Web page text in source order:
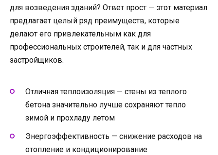
для возведения зданий? Ответ прост — этот материал
предлагает целый ряд преимуществ, которые
делают его привлекательным как для
профессиональных строителей, так и для частных
застройщиков.
Отличная теплоизоляция — стены из теплого
бетона значительно лучше сохраняют тепло
зимой и прохладу летом
Энергоэффективность — снижение расходов на
отопление и кондиционирование